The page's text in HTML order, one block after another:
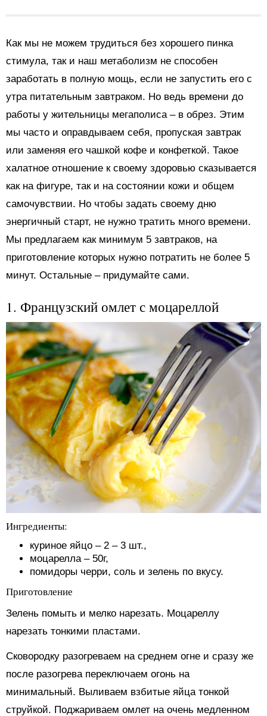
Как мы не можем трудиться без хорошего пинка
стимула, так и наш метаболизм не способен
заработать в полную мощь, если не запустить его с
утра питательным завтраком. Но ведь времени до
работы у жительницы мегаполиса – в обрез. Этим
мы часто и оправдываем себя, пропуская завтрак
или заменяя его чашкой кофе и конфеткой. Такое
халатное отношение к своему здоровью сказывается
как на фигуре, так и на состоянии кожи и общем
самочувствии. Но чтобы задать своему дню
энергичный старт, не нужно тратить много времени.
Мы предлагаем как минимум 5 завтраков, на
приготовление которых нужно потратить не более 5
минут. Остальные – придумайте сами.
1. Французский омлет с моцареллой
Ингредиенты:
куриное яйцо – 2 – 3 шт.,
моцарелла – 50г,
помидоры черри, соль и зелень по вкусу.
Приготовление
Зелень помыть и мелко нарезать. Моцареллу
нарезать тонкими пластами.
Сковородку разогреваем на среднем огне и сразу же
после разогрева переключаем огонь на
минимальный. Выливаем взбитые яйца тонкой
струйкой. Поджариваем омлет на очень медленном